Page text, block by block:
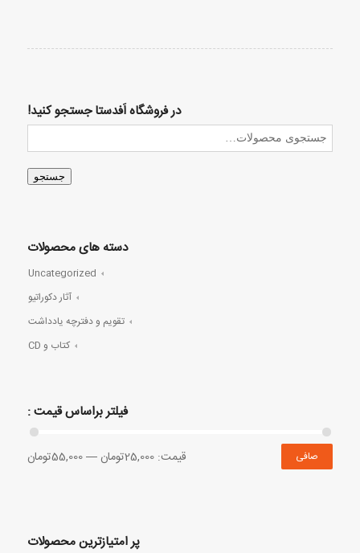
در فروشگاه اَفدستا جستجو کنید!
جستجو
دسته های محصولات
Uncategorized
آثار دکوراتیو
تقویم و دفترچه یادداشت
کتاب و CD
فیلتر براساس قیمت :
صافی قيمت:25,000تومان —55,000تومان
پر امتیازترین محصولات